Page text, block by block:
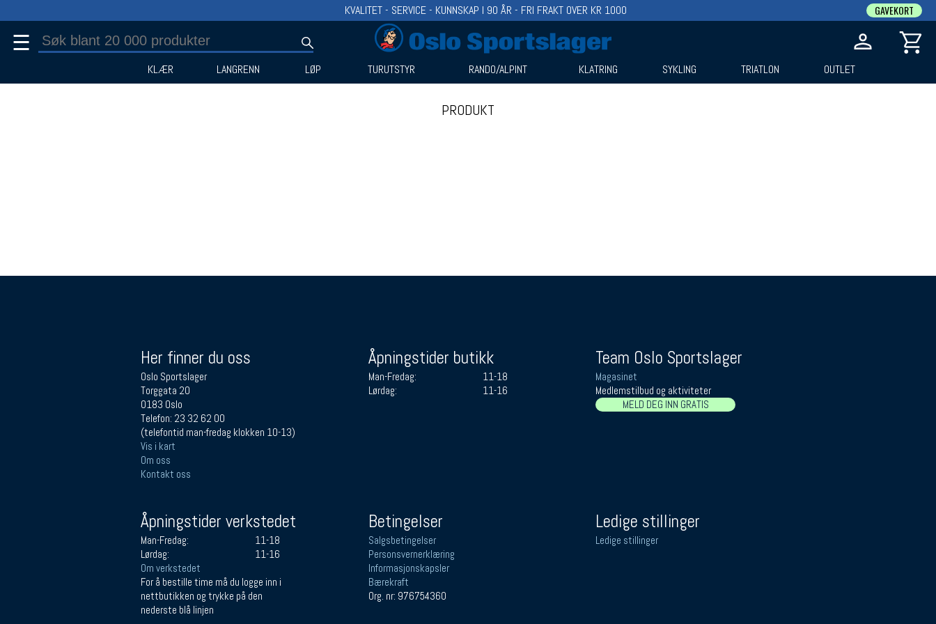
KVALITET - SERVICE - KUNNSKAP I 90 ÅR - FRI FRAKT OVER KR 1000 GAVEKORT
☰
KLÆR LANGRENN LØP TURUTSTYR RANDO/ALPINT KLATRING SYKLING TRIATLON OUTLET
PRODUKT
Her finner du oss
Oslo Sportslager
Torggata 20
0183 Oslo
Telefon: 23 32 62 00
(telefontid man-fredag klokken 10-13)
Vis i kart
Om oss
Kontakt oss
Åpningstider butikk
Man-Fredag:
11-18
Lørdag:
11-16
Team Oslo Sportslager
Magasinet
Medlemstilbud og aktiviteter
MELD DEG INN GRATIS
Åpningstider verkstedet
Man-Fredag:
11-18
Lørdag:
11-16
Om verkstedet
For å bestille time må du logge inn i
nettbutikken og trykke på den
nederste blå linjen
Betingelser
Salgsbetingelser
Personsvernerklæring
Informasjonskapsler
Bærekraft
Org. nr: 976754360
Ledige stillinger
Ledige stillinger